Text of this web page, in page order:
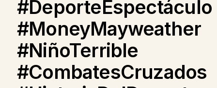
#DeporteEspectáculo
#MoneyMayweather
#NiñoTerrible
#CombatesCruzados